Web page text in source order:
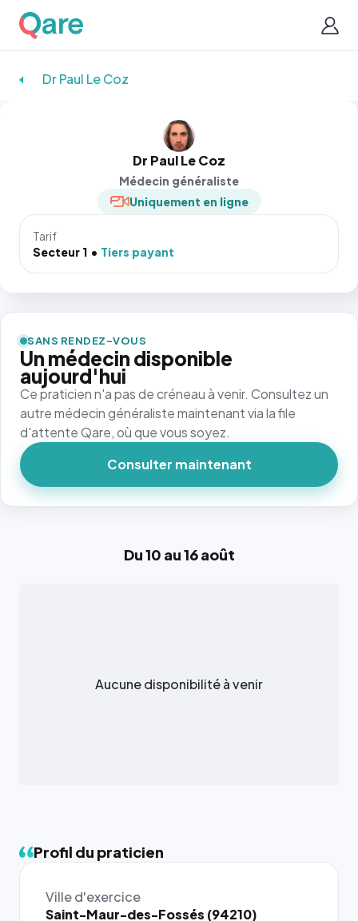
Dr Paul Le Coz
Dr Paul Le Coz
Médecin généraliste
Uniquement en ligne
Tarif
Secteur 1
Tiers payant
Du 10 au 16 août
Aucune disponibilité à venir
Profil du praticien
Ville d'exercice
Saint-Maur-des-Fossés (94210)
SANS RENDEZ-VOUS
Un médecin disponible
aujourd'hui
Ce praticien n'a pas de créneau à venir. Consultez un
autre médecin généraliste maintenant via la file
d'attente Qare, où que vous soyez.
Consulter maintenant